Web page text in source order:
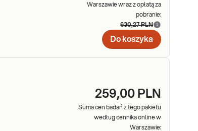
Warszawie wraz z opłatą za
pobranie:
630,27 PLN
Do koszyka
259,00 PLN
Suma cen badań z tego pakietu
według cennika online w
Warszawie: